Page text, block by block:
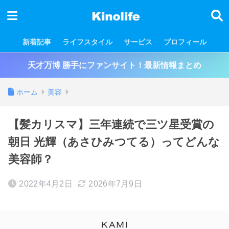
新着記事 ライフスタイル サービス プロフィール
天才万博 勝手にファンサイト！最新情報まとめ
ホーム 美容
【髪カリスマ】三年連続で三ツ星受賞の
朝日 光輝（あさひみつてる）ってどんな
美容師？
2022年4月2日 2026年7月9日